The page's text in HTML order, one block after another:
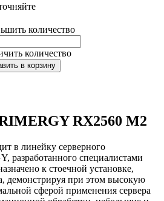
RX2560 M2
в линейку серверного
разработанного специалистами
к стоечной установке,
демонстрируя при этом высокую
сферой применения сервера